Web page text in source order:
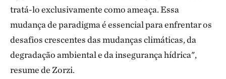
tratá-lo exclusivamente como ameaça. Essa
mudança de paradigma é essencial para enfrentar os
desafios crescentes das mudanças climáticas, da
degradação ambiental e da insegurança hídrica",
resume de Zorzi.